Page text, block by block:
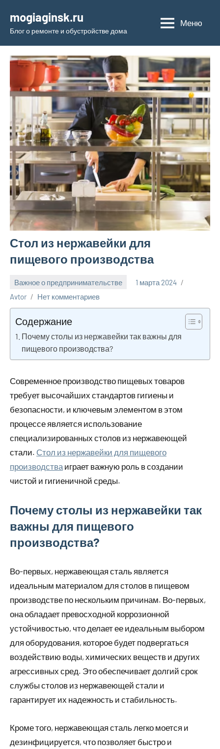
содержимому
mogiaginsk.ru
Блог о ремонте и обустройстве дома
Меню
Стол из нержавейки для
пищевого производства
Важное о предпринимательстве
1 марта 2024
Avtor
Нет комментариев
Содержание
Почему столы из нержавейки так важны для
пищевого производства?
Современное производство пищевых товаров
требует высочайших стандартов гигиены и
безопасности, и ключевым элементом в этом
процессе является использование
специализированных столов из нержавеющей
стали. Стол из нержавейки для пищевого
производства играет важную роль в создании
чистой и гигиеничной среды.
Почему столы из нержавейки так
важны для пищевого
производства?
Во-первых, нержавеющая сталь является
идеальным материалом для столов в пищевом
производстве по нескольким причинам. Во-первых,
она обладает превосходной коррозионной
устойчивостью, что делает ее идеальным выбором
для оборудования, которое будет подвергаться
воздействию воды, химических веществ и других
агрессивных сред. Это обеспечивает долгий срок
службы столов из нержавеющей стали и
гарантирует их надежность и стабильность.
Кроме того, нержавеющая сталь легко моется и
дезинфицируется, что позволяет быстро и